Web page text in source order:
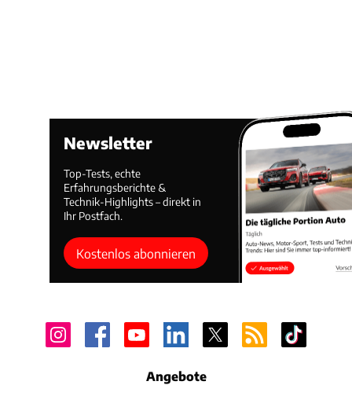
Newsletter
Top-Tests, echte
Erfahrungsberichte &
Technik-Highlights – direkt in
Ihr Postfach.
Kostenlos abonnieren
Angebote